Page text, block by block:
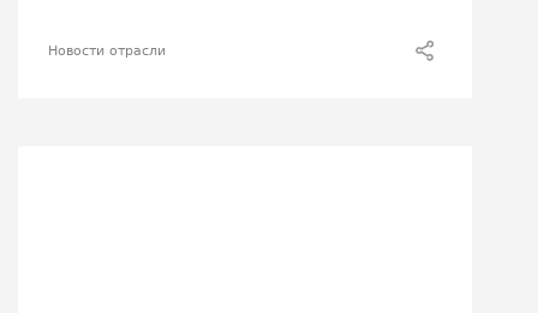
Новости отрасли